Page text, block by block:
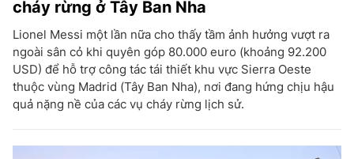
cháy rừng ở Tây Ban Nha
Lionel Messi một lần nữa cho thấy tầm ảnh hưởng vượt ra
ngoài sân cỏ khi quyên góp 80.000 euro (khoảng 92.200
USD) để hỗ trợ công tác tái thiết khu vực Sierra Oeste
thuộc vùng Madrid (Tây Ban Nha), nơi đang hứng chịu hậu
quả nặng nề của các vụ cháy rừng lịch sử.